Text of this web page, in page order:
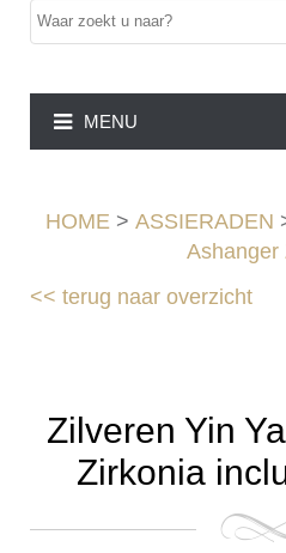
MENU
HOME > ASSIERADEN
Ashanger
<<terug naar overzicht
Zilveren Yin
Zirkonia